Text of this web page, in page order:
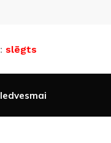
slēgts
Iedvesmai